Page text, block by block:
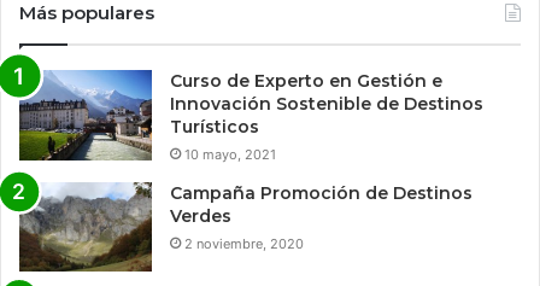
Más populares
Curso de Experto en Gestión e
Innovación Sostenible de Destinos
Turísticos
10 mayo, 2021
Campaña Promoción de Destinos
Verdes
2 noviembre, 2020